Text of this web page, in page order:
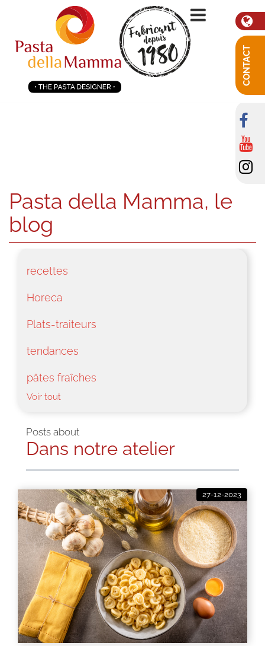
CONTACT
Pasta della Mamma, le
blog
recettes
Horeca
Plats-traiteurs
tendances
pâtes fraîches
Voir tout
Posts about
Dans notre atelier
27-12-2023